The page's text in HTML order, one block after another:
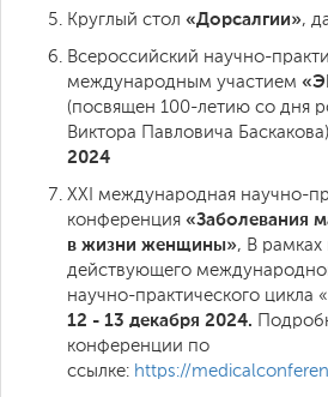
Круглый стол «Дорсалгии»,
Всероссийский научно-
международным участием
(посвящен 100-летию со дня
Виктора Павловича
2024
XXI международная научно-
конференция «Заболевания
в жизни женщины», В рамках
действующего
научно-практического цикла
12 - 13 декабря 2024.
конференции по
ссылке: https://